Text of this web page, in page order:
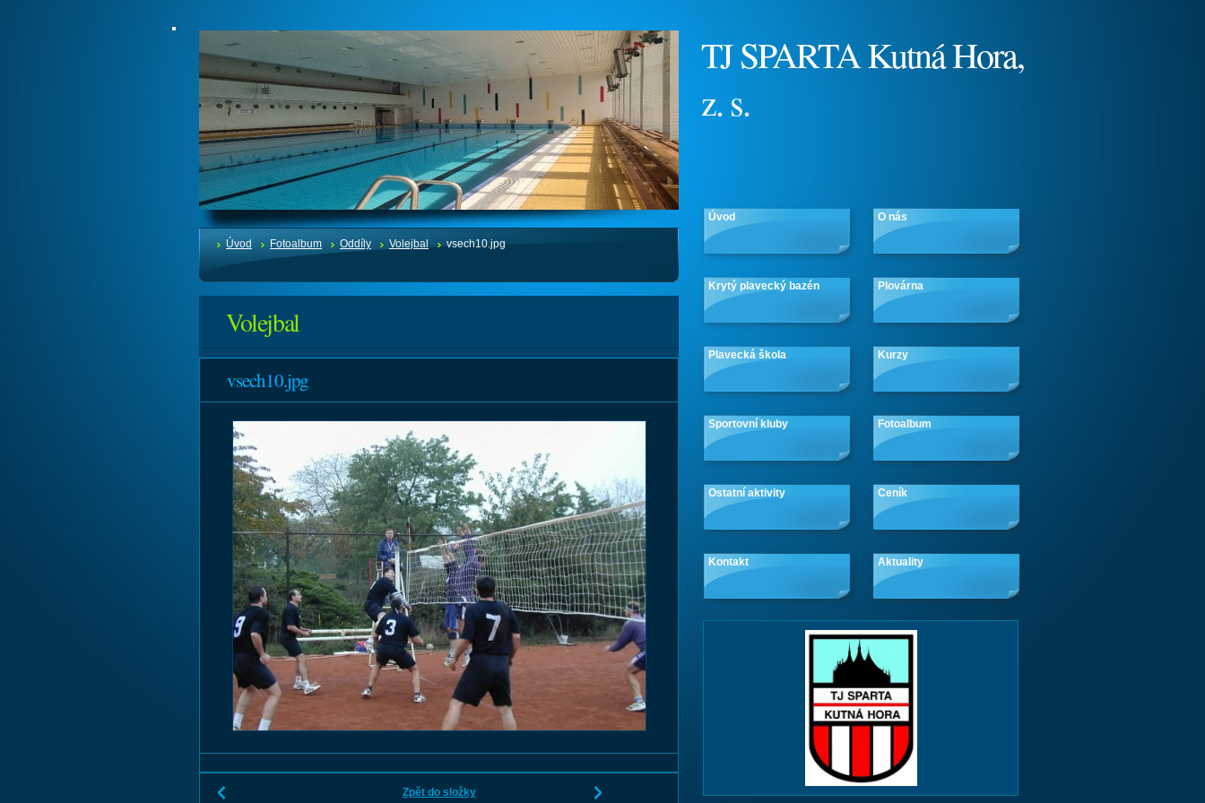
TJ SPARTA Kutná Hora,
z. s.
Úvod Fotoalbum Oddíly Volejbal vsech10.jpg
Volejbal
vsech10.jpg
Zpět do složky
Úvod O nás
Krytý plavecký bazén Plovárna
Plavecká škola Kurzy
Sportovní kluby Fotoalbum
Ostatní aktivity Ceník
Kontakt Aktuality